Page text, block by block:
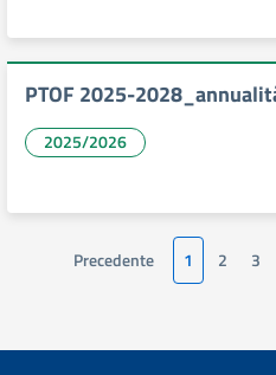
PTOF 2025-
2025/2026
Precedente 1 2 3